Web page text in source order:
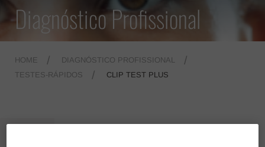
Diagnóstico Profissional
HOME
DIAGNÓSTICO PROFISSIONAL
TESTES-RÁPIDOS
CLIP TEST PLUS